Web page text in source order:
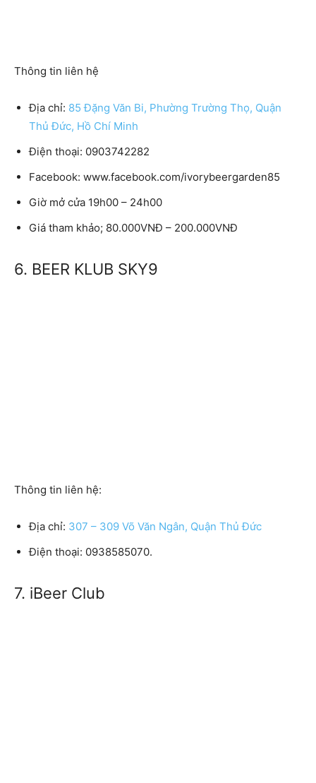
Thông tin liên hệ
Địa chỉ: 85 Đặng Văn Bi, Phường Trường Thọ, Quận
Thủ Đức, Hồ Chí Minh
Điện thoại: 0903742282
Facebook: www.facebook.com/ivorybeergarden85
Giờ mở cửa 19h00 – 24h00
Giá tham khảo; 80.000VNĐ – 200.000VNĐ
6. BEER KLUB SKY9
Thông tin liên hệ:
Địa chỉ: 307 – 309 Võ Văn Ngân, Quận Thủ Đức
Điện thoại: 0938585070.
7. iBeer Club